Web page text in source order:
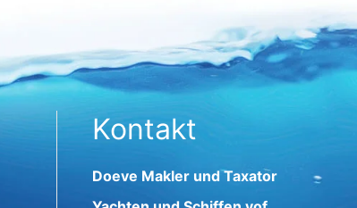
Kontakt
Doeve Makler und Taxator